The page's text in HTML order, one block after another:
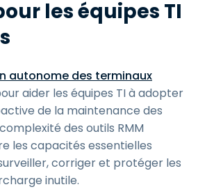
les équipes TI
autonome des terminaux
aider les équipes TI à adopter
de la maintenance des
des outils RMM
les capacités essentielles
corriger et protéger les
inutile.